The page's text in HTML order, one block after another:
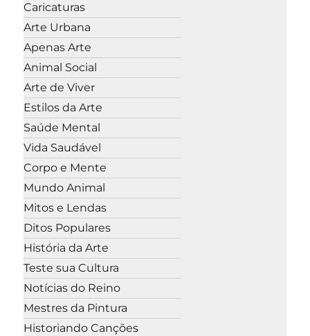
Caricaturas
Arte Urbana
Apenas Arte
Animal Social
Arte de Viver
Estilos da Arte
Saúde Mental
Vida Saudável
Corpo e Mente
Mundo Animal
Mitos e Lendas
Ditos Populares
História da Arte
Teste sua Cultura
Notícias do Reino
Mestres da Pintura
Historiando Canções